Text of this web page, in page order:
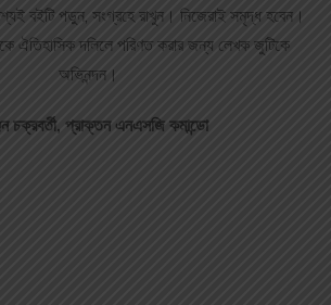
বইটি পড়ুন, সংগ্রহে রাখুন। নিজেরাই সমৃদ্ধ হবেন।
ঐতিহাসিক দলিলে পরিণত করার জন্য লেখক জুটিকে
অভিনন্দন।
চক্রবর্তী, প্রাক্তন এনএসজি কমান্ডো